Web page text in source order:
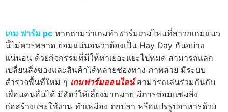
เกม ฟาร์ม pc หากถามว่าเกมทำฟาร์มเกมไหนที่สาวกเกมแนว
นี้ไม่ควรพลาด ย่อมแน่นอนว่าต้องเป็น Hay Day กันอย่าง
แน่นอน ด้วยกิจกรรมที่มีให้ทำเยอะแยะไปหมด สามารถแลก
เปลี่ยนสิ่งของและสินค้าได้หลายช่องทาง ภาพสวย มีระบบ
สำรวจพื้นที่ใหม่ ๆ เกมฟาร์มออนไลน์สามารถเล่นร่วมกันกับ
เพื่อนคนอื่นได้ มีสัตว์ให้เลี้ยงมากมาย มีการซ่อมแซมสิ่ง
ก่อสร้างและใช้งาน ทำเหมือง ตกปลา หรือแปรรูปอาหารด้วย